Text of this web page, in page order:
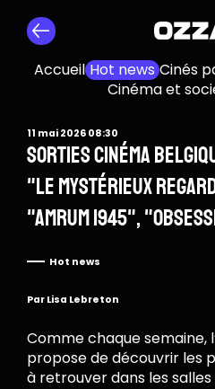
Accueil Hot news Cinés
Cinéma et
11 mai 2026 08:30
Sorties cinéma
"Le Mystérieux
"Amrum 1945",
Hot news
Par Lisa Lebreton
Comme chaque semaine,
propose de découvrir les
à retrouver dans les